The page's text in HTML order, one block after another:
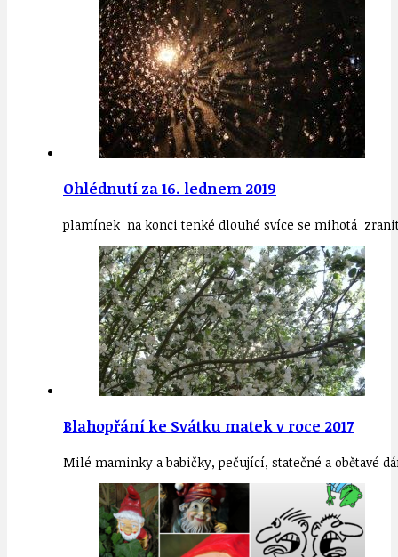
Ohlédnutí za 16. lednem 2019
plamínek na konci tenké dlouhé svíce se mihotá
Blahopřání ke Svátku matek v roce 2017
Milé maminky a babičky, pečující, statečné a obětavé